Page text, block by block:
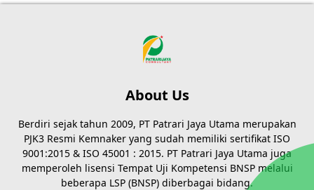
About Us
Berdiri sejak tahun 2009, PT Patrari Jaya Utama merupakan
PJK3 Resmi Kemnaker yang sudah memiliki sertifikat ISO
9001:2015 & ISO 45001 : 2015. PT Patrari Jaya Utama juga
memperoleh lisensi Tempat Uji Kompetensi BNSP melalui
beberapa LSP (BNSP) diberbagai bidang.